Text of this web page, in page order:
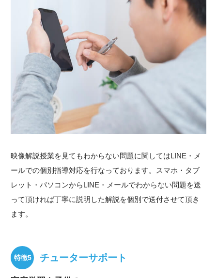
映像解説授業を見てもわからない問題に関してはLINE・メ
ールでの個別指導対応を行なっております。スマホ・タブ
レット・パソコンからLINE・メールでわからない問題を送
って頂ければ丁寧に説明した解説を個別で送付させて頂き
ます。
チューターサポート